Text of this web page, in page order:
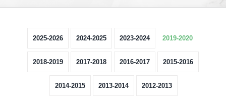
2025-2026 2024-2025 2023-2024 2019-2020
2018-2019 2017-2018 2016-2017 2015-2016
2014-2015 2013-2014 2012-2013